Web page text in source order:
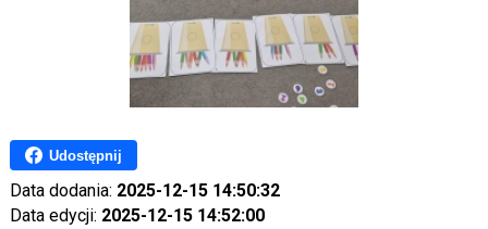
Udostępnij
Data dodania: 2025-12-15 14:50:32
Data edycji: 2025-12-15 14:52:00